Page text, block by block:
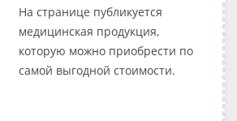
На странице публикуется
медицинская продукция,
которую можно приобрести по
самой выгодной стоимости.